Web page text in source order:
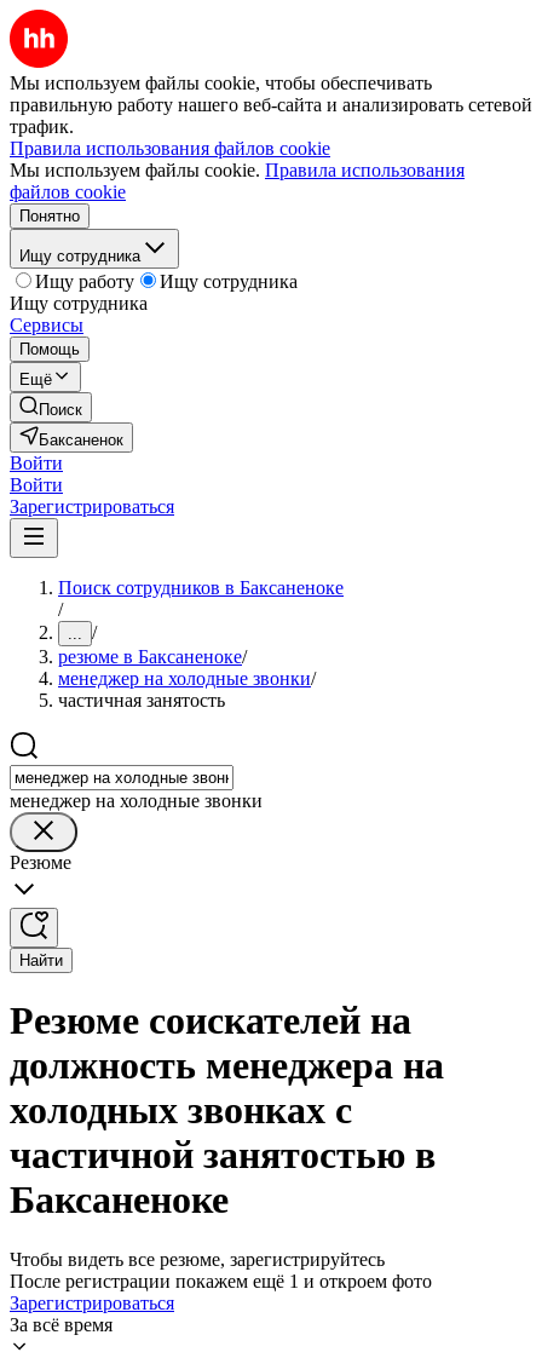
Мы используем файлы cookie, чтобы обеспечивать
правильную работу нашего веб-сайта и анализировать сетевой
трафик.
Правила использования файлов cookie
Мы используем файлы cookie. Правила использования
файлов cookie
Понятно
Ищу сотрудника
Ищу работу
Ищу сотрудника
Ищу сотрудника
Сервисы
Помощь
Ещё
Поиск
Баксаненок
Войти
Войти
Зарегистрироваться
Поиск сотрудников в Баксаненоке
/
... /
резюме в Баксаненоке/
менеджер на холодные звонки/
частичная занятость
менеджер на холодные звонки
Резюме
Найти
Резюме соискателей на
должность менеджера на
холодных звонках с
частичной занятостью в
Баксаненоке
Чтобы видеть все резюме, зарегистрируйтесь
После регистрации покажем ещё 1 и откроем фото
Зарегистрироваться
За всё время